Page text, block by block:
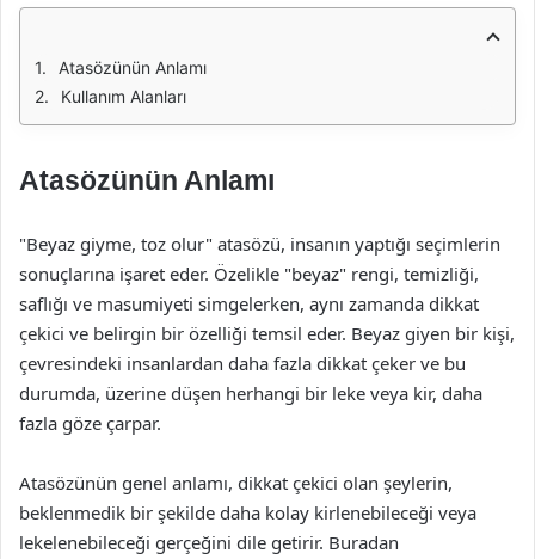
Atasözünün Anlamı
Kullanım Alanları
Atasözünün Anlamı
"Beyaz giyme, toz olur" atasözü, insanın yaptığı seçimlerin
sonuçlarına işaret eder. Özelikle "beyaz" rengi, temizliği,
saflığı ve masumiyeti simgelerken, aynı zamanda dikkat
çekici ve belirgin bir özelliği temsil eder. Beyaz giyen bir kişi,
çevresindeki insanlardan daha fazla dikkat çeker ve bu
durumda, üzerine düşen herhangi bir leke veya kir, daha
fazla göze çarpar.
Atasözünün genel anlamı, dikkat çekici olan şeylerin,
beklenmedik bir şekilde daha kolay kirlenebileceği veya
lekelenebileceği gerçeğini dile getirir. Buradan